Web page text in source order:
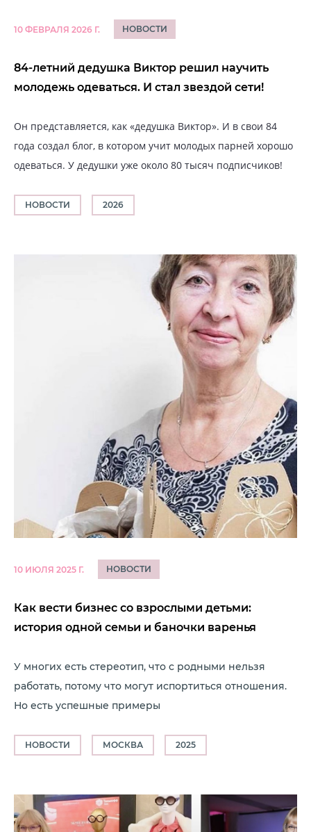
10 ФЕВРАЛЯ 2026 Г. НОВОСТИ
84-летний дедушка Виктор решил научить
молодежь одеваться. И стал звездой сети!
Он представляется, как «дедушка Виктор». И в свои 84
года создал блог, в котором учит молодых парней хорошо
одеваться. У дедушки уже около 80 тысяч подписчиков!
НОВОСТИ 2026
10 ИЮЛЯ 2025 Г. НОВОСТИ
Как вести бизнес со взрослыми детьми:
история одной семьи и баночки варенья
У многих есть стереотип, что с родными нельзя
работать, потому что могут испортиться отношения.
Но есть успешные примеры
НОВОСТИ МОСКВА 2025